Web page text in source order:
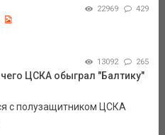
22969 429
13092 265
ЦСКА обыграл "Балтику"
с полузащитником ЦСКА